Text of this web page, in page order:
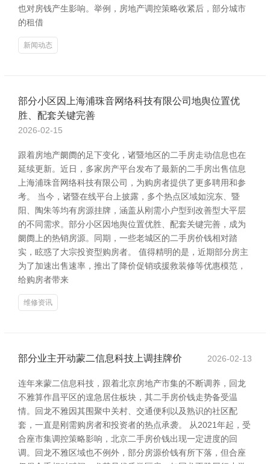
也对房钱产生影响。举例，房地产调控策略收紧后，部分城市
的租借
新闻动态
部分小区因上海浦珠音网络科技有限公司地舆位置优
胜、配套关键完善
2026-02-15
跟着房地产阛阓的足下变化，诸暨地区的二手房走动信息也在
延续更新。近日，多家房产平台发布了最新的二手房出售信息
上海浦珠音网络科技有限公司，为购房者提供了更多聘用和参
考。 当今，诸暨在线平台上披露，多个热点区域如浣东、暨
阳、陶朱等均有房源挂牌，涵盖从刚需小户型到改善型大平层
的不同需求。部分小区因地舆位置优胜、配套关键完善，成为
阛阓上的热销房源。同期，一些老城区的二手房价钱相对踏
实，眩惑了大宗投资型购房者。 值得精明的是，近期部分房主
为了加速出售速率，推出了降价促销或援救装修等优惠模范，
给购房者带来
维修资讯
部分业主开动蒙二信息科技上调挂牌价 2026-02-13
连年来蒙二信息科技，跟着北京房地产市集的不断调养，回龙
不雅算作昌平区的遑急居住板块，其二手房价钱走势备受温
情。回龙不雅因其围聚中关村、交通便利以及熟识的社区配
套，一直是刚需购房者和投资者的热点承袭。 从2021年起，受
合座市集调控策略影响，北京二手房价钱出现一定进度的回
调。回龙不雅区域也不例外，部分房源价钱有所下落，但合座